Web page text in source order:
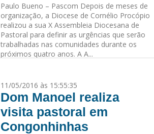
Paulo Bueno – Pascom Depois de meses de
organização, a Diocese de Cornélio Procópio
realizou a sua X Assembleia Diocesana de
Pastoral para definir as urgências que serão
trabalhadas nas comunidades durante os
próximos quatro anos. A A...
11/05/2016 às 15:55:35
Dom Manoel realiza
visita pastoral em
Congonhinhas